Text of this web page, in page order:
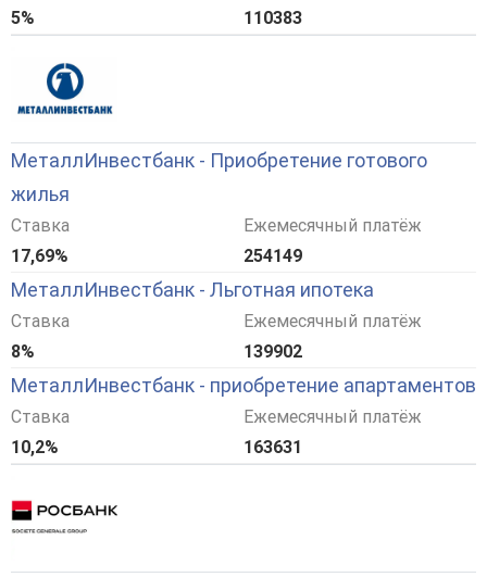
5%
110383
МеталлИнвестбанк - Приобретение готового
жилья
Ставка
17,69%
Ежемесячный платёж
254149
МеталлИнвестбанк - Льготная ипотека
Ставка
8%
Ежемесячный платёж
139902
МеталлИнвестбанк - приобретение апартаментов
Ставка
10,2%
Ежемесячный платёж
163631